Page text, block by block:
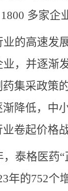
多家企
业的高速发
业，并逐渐
集采政策
降低，中
卷起价格
泰格医药“
年的752个